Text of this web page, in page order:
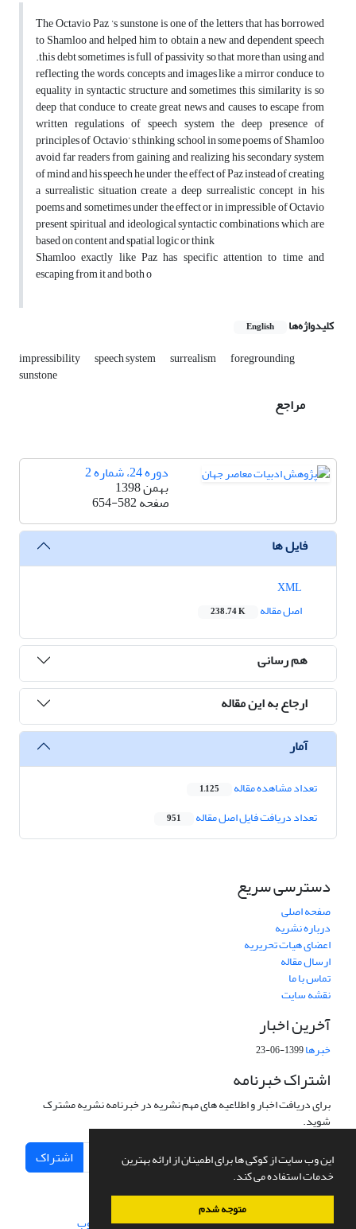
این وب سایت از کوکی ها برای اطمینان از ارائه بهترین
خدمات استفاده می کند.
متوجه شدم
The Octavio Paz ’s sunstone is one of the letters that has borrowed
to Shamloo and helped him to obtain a new and dependent speech
.this debt sometimes is full of passivity so that more than using and
reflecting the words, concepts and images like a mirror conduce to
equality in syntactic structure and sometimes this similarity is so
deep that conduce to create great news and causes to escape from
written regulations of speech system the deep presence of
principles of Octavio’ s thinking school in some poems of Shamloo
avoid far readers from gaining and realizing his secondary system
of mind and his speech he under the effect of Paz instead of creating
a surrealistic situation create a deep surrealistic concept in his
poems and sometimes under the effect or in impressible of Octavio
present spiritual and ideological syntactic combinations which are
based on content and spatial logic or think
Shamloo exactly like Paz has specific attention to time and
escaping from it and both o
کلیدواژه‌ها English
impressibility speech system surrealism foregrounding
sunstone
مراجع
دوره 24، شماره 2
بهمن 1398
صفحه654-582
فایل ها
اصل مقاله
238.74 K
هم رسانی
ارجاع به این مقاله
آمار
تعداد مشاهده مقاله 1,125
تعداد دریافت فایل اصل مقاله 951
دسترسی سریع
صفحه اصلی
درباره نشریه
اعضای هیات تحریریه
ارسال مقاله
تماس با ما
نقشه سایت
آخرین اخبار
خبرها1399-06-23
اشتراک خبرنامه
برای دریافت اخبار و اطلاعیه های مهم نشریه در خبرنامه نشریه مشترک
شوید.
اشتراک
سامانه مدیریت نشریات علمی.طراحی و پیاده سازی از سیناوب